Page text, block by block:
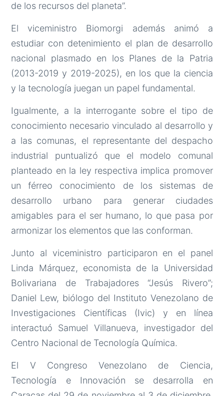
de los recursos del planeta”.
El viceministro Biomorgi además animó a
estudiar con detenimiento el plan de desarrollo
nacional plasmado en los Planes de la Patria
(2013-2019 y 2019-2025), en los que la ciencia
y la tecnología juegan un papel fundamental.
Igualmente, a la interrogante sobre el tipo de
conocimiento necesario vinculado al desarrollo y
a las comunas, el representante del despacho
industrial puntualizó que el modelo comunal
planteado en la ley respectiva implica promover
un férreo conocimiento de los sistemas de
desarrollo urbano para generar ciudades
amigables para el ser humano, lo que pasa por
armonizar los elementos que las conforman.
Junto al viceministro participaron en el panel
Linda Márquez, economista de la Universidad
Bolivariana de Trabajadores “Jesús Rivero”;
Daniel Lew, biólogo del Instituto Venezolano de
Investigaciones Científicas (Ivic) y en línea
interactuó Samuel Villanueva, investigador del
Centro Nacional de Tecnología Química.
El V Congreso Venezolano de Ciencia,
Tecnología e Innovación se desarrolla en